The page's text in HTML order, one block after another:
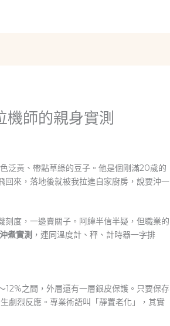
師的親身實測
泛黃、帶點草綠的豆子。他是個剛滿20歲的
來，落地後就被我拉進自家廚房，說要沖一
刻度，一邊賣關子。阿緯半信半疑，但職業的
煮實測 ，連同溫度計、秤、計時器一字排
之間，外層還有一層銀皮保護。只要保存
烈反應。專業術語叫「靜置老化」，其實